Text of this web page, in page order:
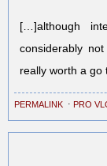
[…]although
considerably
really worth a
PERMALINK ⋅ PRO